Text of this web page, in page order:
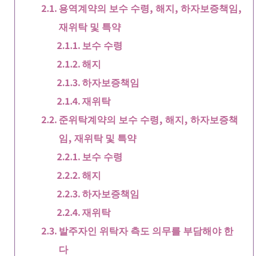
용역계약의 보수 수령, 해지, 하자보증책임,
재위탁 및 특약
보수 수령
해지
하자보증책임
재위탁
준위탁계약의 보수 수령, 해지, 하자보증책
임, 재위탁 및 특약
보수 수령
해지
하자보증책임
재위탁
발주자인 위탁자 측도 의무를 부담해야 한
다